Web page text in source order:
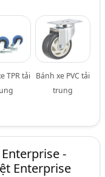
TPR tải
Bánh xe PVC tải
trung
-
Enterprise